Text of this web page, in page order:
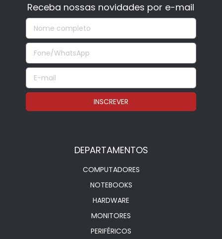
Receba nossas novidades por e-mail
DEPARTAMENTOS
COMPUTADORES
NOTEBOOKS
HARDWARE
MONITORES
PERIFÉRICOS